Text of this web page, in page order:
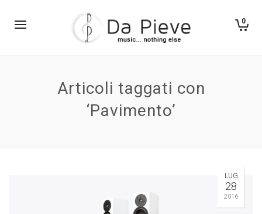
0
Articoli taggati con
‘Pavimento’
LUG
28
2016